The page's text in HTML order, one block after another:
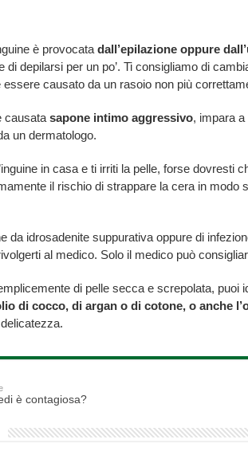
è provocata dall’epilazione oppure
di depilarsi per un po’. Ti consigliamo di
essere causato da un rasoio non più
causata sapone intimo aggressivo, impara a
un dermatologo.
in casa e ti irriti la pelle, forse dovresti
il rischio di strappare la cera in modo
da idrosadenite suppurativa oppure di
al medico. Solo il medico può
di pelle secca e screpolata, puoi
di cocco, di argan o di cotone, o anche
è contagiosa?